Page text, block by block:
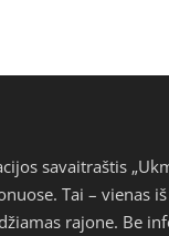
savaitraštis
Tai – vienas
rajone. Be